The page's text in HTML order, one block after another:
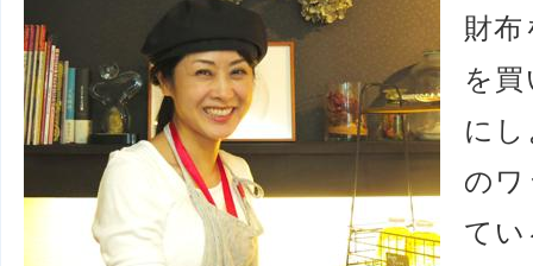
財
を
に
の
て